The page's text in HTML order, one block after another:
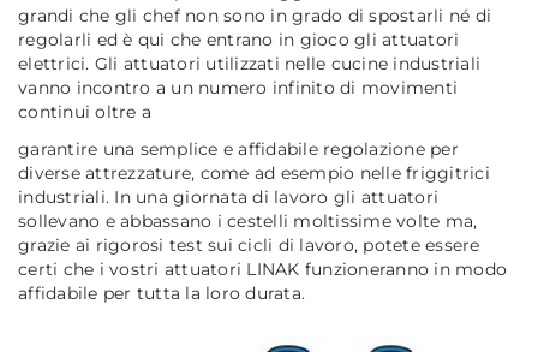
grandi che gli chef non sono in grado di spostarli né di
regolarli ed è qui che entrano in gioco gli attuatori
elettrici. Gli attuatori utilizzati nelle cucine industriali
vanno incontro a un numero infinito di movimenti
continui oltre a
garantire una semplice e affidabile regolazione per
diverse attrezzature, come ad esempio nelle friggitrici
industriali. In una giornata di lavoro gli attuatori
sollevano e abbassano i cestelli moltissime volte ma,
grazie ai rigorosi test sui cicli di lavoro, potete essere
certi che i vostri attuatori LINAK funzioneranno in modo
affidabile per tutta la loro durata.